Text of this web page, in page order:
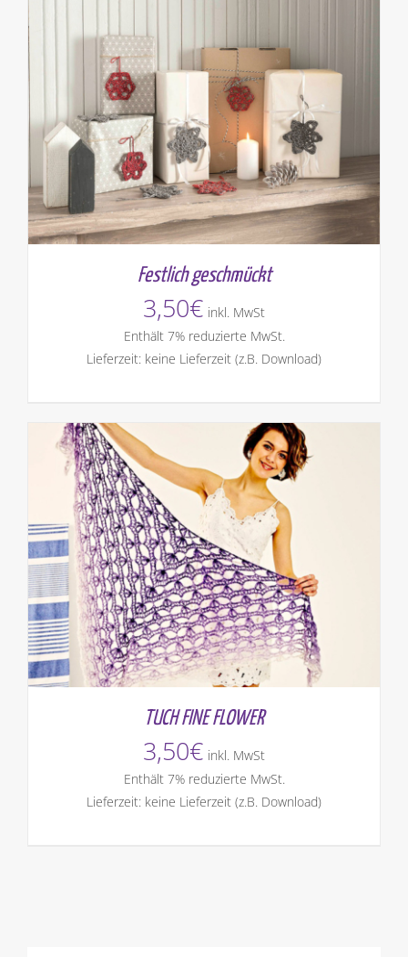
Festlich geschmückt
3,50€ inkl. MwSt
Enthält 7% reduzierte MwSt.
Lieferzeit: keine Lieferzeit (z.B. Download)
TUCH FINE FLOWER
3,50€ inkl. MwSt
Enthält 7% reduzierte MwSt.
Lieferzeit: keine Lieferzeit (z.B. Download)